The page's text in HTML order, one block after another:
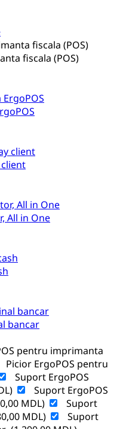
fiscala (POS)
All in One
bancar
pentru imprimanta
Picior ErgoPOS pentru
Suport ErgoPOS
)
Suport ErgoPOS
MDL)
Suport
MDL)
Suport